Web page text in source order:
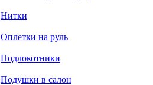
Нитки
Оплетки на руль
Подлокотники
Подушки в салон